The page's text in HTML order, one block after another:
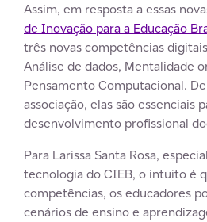
Assim, em resposta a essas
de Inovação para a Educação
três novas competências
Análise de dados, Mentalidade
Pensamento Computacional.
associação, elas são essenciais
desenvolvimento profissional
Para Larissa Santa Rosa,
tecnologia do CIEB, o intuito é
competências, os educadores
cenários de ensino e